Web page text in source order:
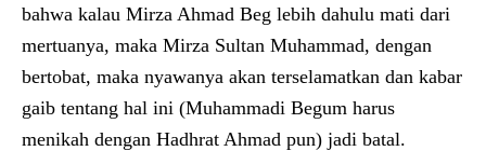
bahwa kalau Mirza Ahmad Beg lebih dahulu mati dari
mertuanya, maka Mirza Sultan Muhammad, dengan
bertobat, maka nyawanya akan terselamatkan dan kabar
gaib tentang hal ini (Muhammadi Begum harus
menikah dengan Hadhrat Ahmad pun) jadi batal.